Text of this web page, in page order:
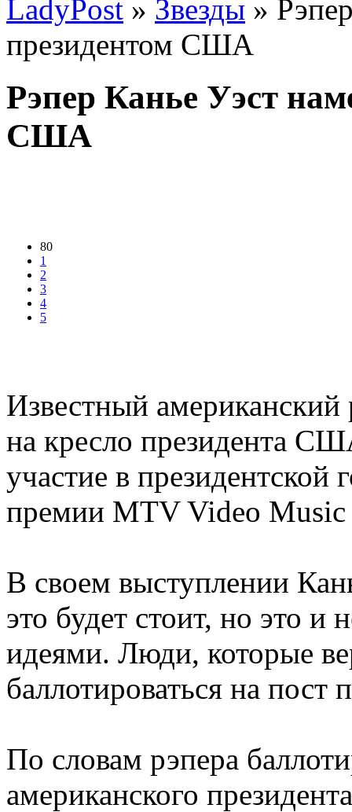
LadyPost » Звезды »
президентом США
Рэпер Канье Уэст
США
80
1
2
3
4
5
Известный американский
на кресло президента
участие в президентской
премии MTV Video Music
В своем выступлении
это будет стоит, но это
идеями. Люди, которые
баллотироваться на
По словам рэпера
американского